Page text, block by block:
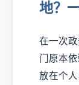
地？
在一次
门原本
放在个